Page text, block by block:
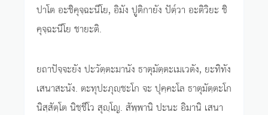
ปาโต อะชิคุจฺฉะนีโย, อิมัง ปูติกายัง ปัตฺ๎วา อะติวิยะ ชิ
คุจฺฉะนีโย ชายะติ.
ยถาปัจฺจะยัง ปะวัตฺตะมานัง ธาตุมัตฺตะเมเวตัง, ยะทิทัง
เสนาสะนัง. ตะทุปะภุญฺชะโก จะ ปุคฺคะโล ธาตุมัตฺตะโก
นิสฺสัตฺโต นิชฺชีโว สุญฺโญ. สัพฺพานิ ปะนะ อิมานิ เสนา